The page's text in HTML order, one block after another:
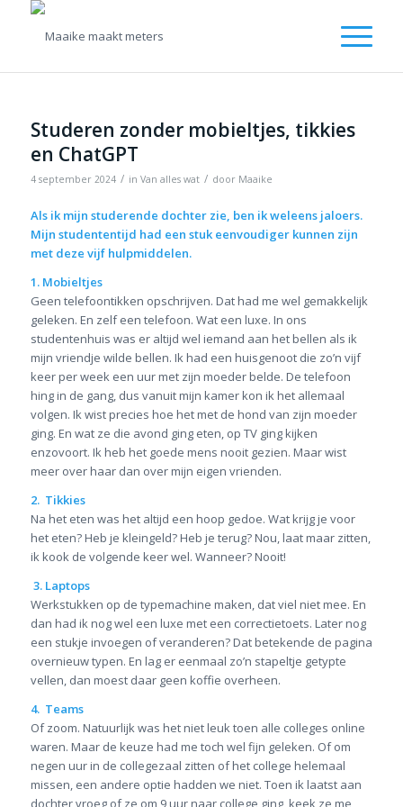
Studeren zonder mobieltjes, tikkies
en ChatGPT
4 september 2024 / in Van alles wat / door Maaike
Als ik mijn studerende dochter zie, ben ik weleens jaloers.
Mijn studententijd had een stuk eenvoudiger kunnen zijn
met deze vijf hulpmiddelen.
1. Mobieltjes
Geen telefoontikken opschrijven. Dat had me wel gemakkelijk
geleken. En zelf een telefoon. Wat een luxe. In ons
studentenhuis was er altijd wel iemand aan het bellen als ik
mijn vriendje wilde bellen. Ik had een huisgenoot die zo’n vijf
keer per week een uur met zijn moeder belde. De telefoon
hing in de gang, dus vanuit mijn kamer kon ik het allemaal
volgen. Ik wist precies hoe het met de hond van zijn moeder
ging. En wat ze die avond ging eten, op TV ging kijken
enzovoort. Ik heb het goede mens nooit gezien. Maar wist
meer over haar dan over mijn eigen vrienden.
2. Tikkies
Na het eten was het altijd een hoop gedoe. Wat krijg je voor
het eten? Heb je kleingeld? Heb je terug? Nou, laat maar zitten,
ik kook de volgende keer wel. Wanneer? Nooit!
3. Laptops
Werkstukken op de typemachine maken, dat viel niet mee. En
dan had ik nog wel een luxe met een correctietoets. Later nog
een stukje invoegen of veranderen? Dat betekende de pagina
overnieuw typen. En lag er eenmaal zo’n stapeltje getypte
vellen, dan moest daar geen koffie overheen.
4. Teams
Of zoom. Natuurlijk was het niet leuk toen alle colleges online
waren. Maar de keuze had me toch wel fijn geleken. Of om
negen uur in de collegezaal zitten of het college helemaal
missen, een andere optie hadden we niet. Toen ik laatst aan
dochter vroeg of ze om 9 uur naar college ging, keek ze me